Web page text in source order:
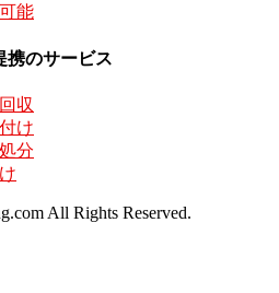
能
携のサービス
収
け
分
All Rights Reserved.